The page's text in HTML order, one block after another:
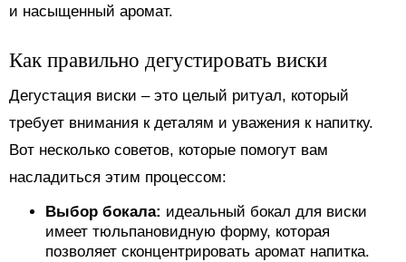
и насыщенный аромат.
Как правильно дегустировать виски
Дегустация виски – это целый ритуал, который
требует внимания к деталям и уважения к напитку.
Вот несколько советов, которые помогут вам
насладиться этим процессом:
Выбор бокала: идеальный бокал для виски
имеет тюльпановидную форму, которая
позволяет сконцентрировать аромат напитка.